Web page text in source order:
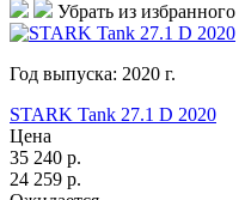
Убрать из избранного
Год выпуска: 2020 г.
STARK Tank 27.1 D 2020
Цена
35 240 р.
24 259 р.